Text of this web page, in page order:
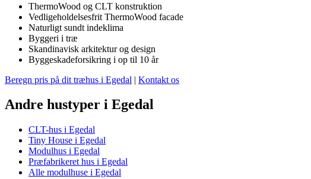
ThermoWood og CLT konstruktion
Vedligeholdelsesfrit ThermoWood facade
Naturligt sundt indeklima
Byggeri i træ
Skandinavisk arkitektur og design
Byggeskadeforsikring i op til 10 år
Beregn pris på dit træhus i Egedal | Kontakt os
Andre hustyper i Egedal
CLT-hus i Egedal
Tiny House i Egedal
Modulhus i Egedal
Præfabrikeret hus i Egedal
Alle modulhuse i Egedal